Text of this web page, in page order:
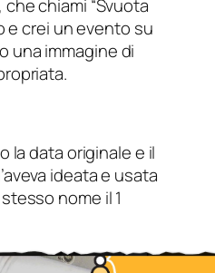
chiami “Svuota
e crei un evento su
una immagine di
la data originale e il
ideata e usata
nome il 1